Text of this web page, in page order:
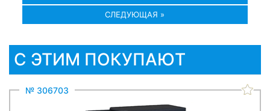
СЛЕДУЮЩАЯ »
С ЭТИМ ПОКУПАЮТ
№ 306703